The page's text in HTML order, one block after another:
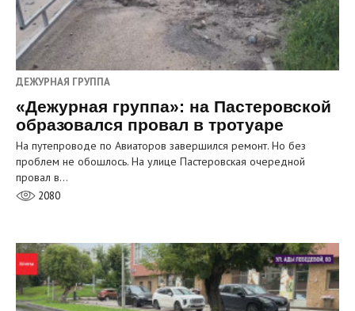
ДЕЖУРНАЯ ГРУППА
«Дежурная группа»: на Пастеровской
образовался провал в тротуаре
На путепроводе по Авиаторов завершился ремонт. Но без
проблем не обошлось. На улице Пастеровская очередной
провал в…
2080